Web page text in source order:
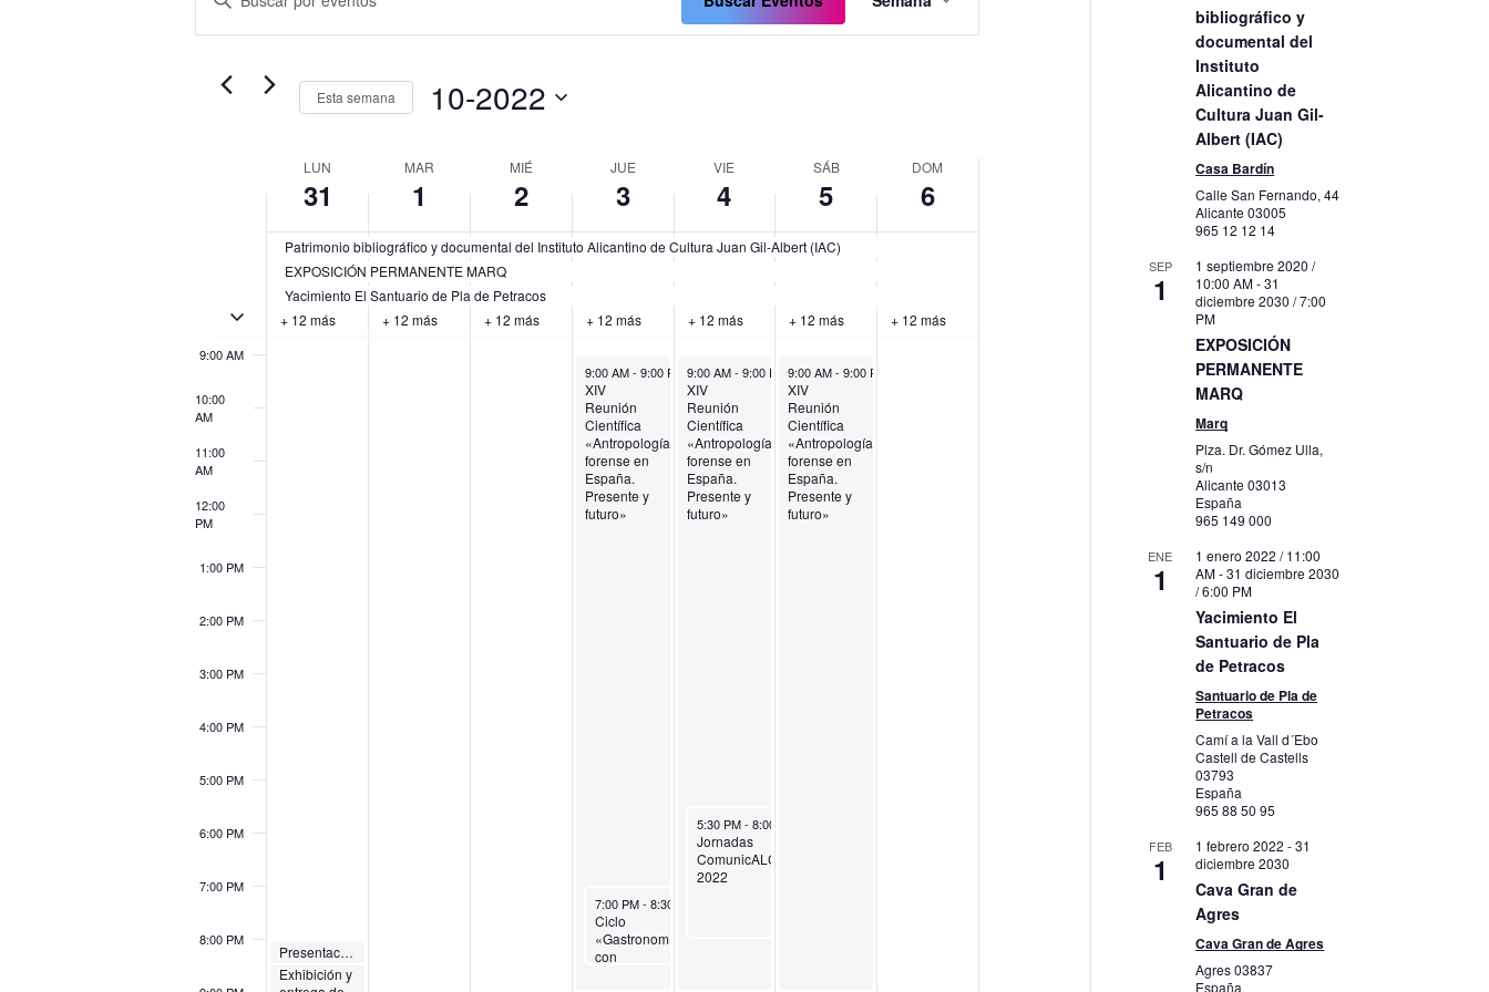
de
búsqueda
vistas
clave.
Esta semana 10-2022
fecha.
Semana
Eventos
LUN
31
MAR
1
MIÉ
2
JUE
3
VIE
4
SÁB
5
DOM
6
Activar/Desactivar eventos de múltiples días
Patrimonio bibliográfico y documental del Instituto Alicantino de Cultura Juan Gil-Albert (IAC)
EXPOSICIÓN PERMANENTE MARQ
Yacimiento El Santuario de Pla de Petracos
+ 12 más
+ 12 más + 12 más + 12 más + 12 más + 12 más + 12 más
3:00 AM
4:00 AM
9:00 AM
10:00
AM
11:00
AM
12:00
PM
1:00 PM
2:00 PM
3:00 PM
4:00 PM
5:00 PM
6:00 PM
7:00 PM
8:00 PM
October 31, 2022
8:00 PM-10:00 PM
Exhibición y
October 31, 2022
8:00 PM Presentación del libro Recuento General. (Relatos Completos, 1972-2020) de Mariano Sánchez Soler
day.
November 3, 2022
9:00 AM- 9:00 PM
XIV
Reunión
Científica
«Antropología
forense en
España.
Presente y
futuro»
November 3, 2022
7:00 PM- 8:30 PM
Ciclo
«Gastronomía
con
November 4, 2022
9:00 AM- 9:00 PM
XIV
Reunión
Científica
«Antropología
forense en
España.
Presente y
futuro»
November 4, 2022
5:30 PM- 8:00 PM
Jornadas
ComunicALC
2022
November 5, 2022
9:00 AM-9:00 PM
XIV
Reunión
Científica
«Antropología
forense en
España.
Presente y
futuro»
day.
bibliográfico y
documental del
Instituto
Alicantino de
Cultura Juan Gil-
Albert (IAC)
Casa Bardín
Calle San Fernando, 44
Alicante03005
965 12 12 14
SEP
1
1 septiembre 2020 /
10:00 AM-31
diciembre 2030 / 7:00
PM
EXPOSICIÓN
PERMANENTE
MARQ
Marq
Plza. Dr. Gómez Ulla,
s/n
Alicante03013
España
965 149 000
ENE
1
1 enero 2022 / 11:00
AM-31 diciembre 2030
/ 6:00 PM
Yacimiento El
Santuario de Pla
de Petracos
Santuario de Pla de
Petracos
Camí a la Vall d´Ebo
Castell de Castells
03793
España
965 88 50 95
FEB
1
1 febrero 2022 -31
diciembre 2030
Cava Gran de
Agres
Cava Gran de Agres
Agres03837
España